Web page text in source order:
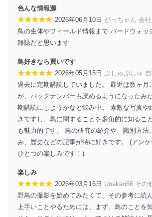
情報システムの使用に伴う漏洩等の防止
メール等により個人データの含まれ
送信する場合に、当該ファイルへ
設定しています。
個人情報保護マネジメントシステムの継続
当社は、内部監査及びマネジメントレビ
じて、個人情報保護マネジメントシステ
善し、常に最良の状態を維持します。
苦情及び相談受付け窓口
貴殿の個人情報及び当社の個人情報保護
ステムに関するご相談及び苦情について
絡ください。
適切、かつ迅速に対応させていただきます
株式会社富士山マガジンサービス 個人情
係
TEL：0570-200-223
FAX：03-5459-7073
色んな情報源
★★★★★ 2026年06月10日 がっちゃん 会社
鳥の生体やフィールド情報まで バードウォッ
雑誌だと思います
鳥好きなら買いです
★★★★★ 2026年05月15日 ぷしゅぷしゅ
過去に定期購読していました。 最近は数ヶ月
が、バックナンバーも読めるようになったみ
期購読にしようかなと悩み中。 素敵な写真や
きですし、鳥に関することを多角的に知るこ
も魅力的です。 鳥の研究の紹介や、識別方法
み、歴史などの記事が特に好きです。 (アン
ひとつの楽しみです！)
楽しみ
★★★★★ 2026年03月16日 Unaken66 その
野鳥の撮影を始めてみたくて、その参考に読
上手いことやるためには、まず、鳥のことを